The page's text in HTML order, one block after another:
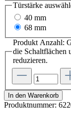
Türstärke
40 mm
68 mm
Produkt Anzahl:
die Schaltflächen
reduzieren.
In den Warenkorb
Produktnummer: